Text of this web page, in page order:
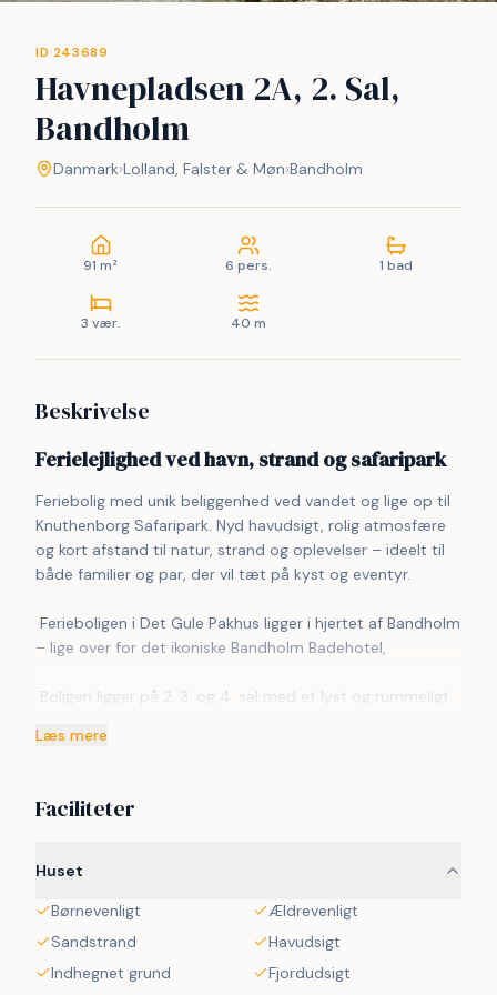
ID 243689
Havnepladsen 2A, 2. Sal,
Bandholm
Danmark›Lolland, Falster & Møn›Bandholm
91 m² 6 pers. 1 bad
3 vær. 40 m
Beskrivelse
Ferielejlighed ved havn, strand og safaripark
Feriebolig med unik beliggenhed ved vandet og lige op til
Knuthenborg Safaripark. Nyd havudsigt, rolig atmosfære
og kort afstand til natur, strand og oplevelser – ideelt til
både familier og par, der vil tæt på kyst og eventyr.
– lige over for det ikoniske Bandholm Badehotel,
til køkken. Det runde spisebord og sofagruppe har god
opvaskemaskine, køle/frys.
3. sal har 2 hyggelige værelser med hver to senge og
nyde udsigten. Desuden stort rummeligt badeværelse
med brus.
Læs mere
Faciliteter
Huset
Børnevenligt
Ældrevenligt
Sandstrand
Havudsigt
Indhegnet grund
Fjordudsigt